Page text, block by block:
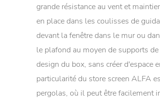
grande résistance au vent et
en place dans les coulisses de
devant la fenêtre dans le mur ou
le plafond au moyen de supports
design du box, sans créer d'espace
particularité du store screen ALFA
pergolas, où il peut être facilement